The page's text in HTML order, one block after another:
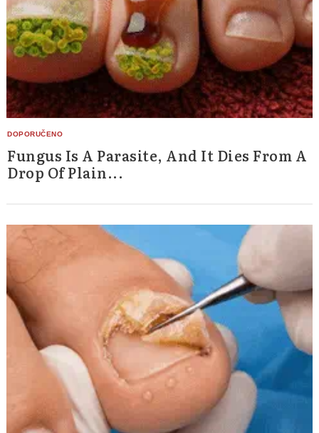
Fungus Is A Parasite, And It Dies From A
Drop Of Plain...